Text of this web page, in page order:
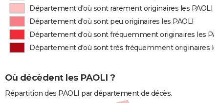
Département d'où sont rarement originaires les PAOLI
Département d'où sont peu originaires les PAOLI
Département d'où sont fréquemment originaires les
Département d'où sont très fréquemment originaires
Où décèdent les PAOLI ?
Répartition des PAOLI par département de décès.